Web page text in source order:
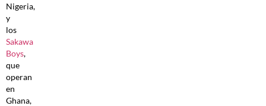
Nigeria,
y
los
Sakawa
Boys,
que
operan
en
Ghana,